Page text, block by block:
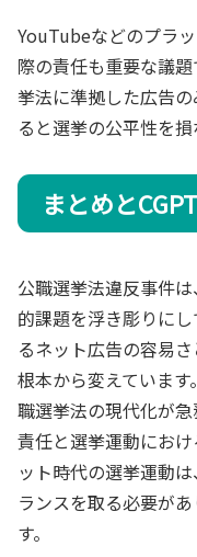
YouTubeなどのプラ
際の責任も重要な議
挙法に準拠した広告
ると選挙の公平性を損
まとめと
公職選挙法違反事件
的課題を浮き彫りに
るネット広告の容易
根本から変えていま
職選挙法の現代化が
責任と選挙運動にお
ット時代の選挙運動
ランスを取る必要が
す。